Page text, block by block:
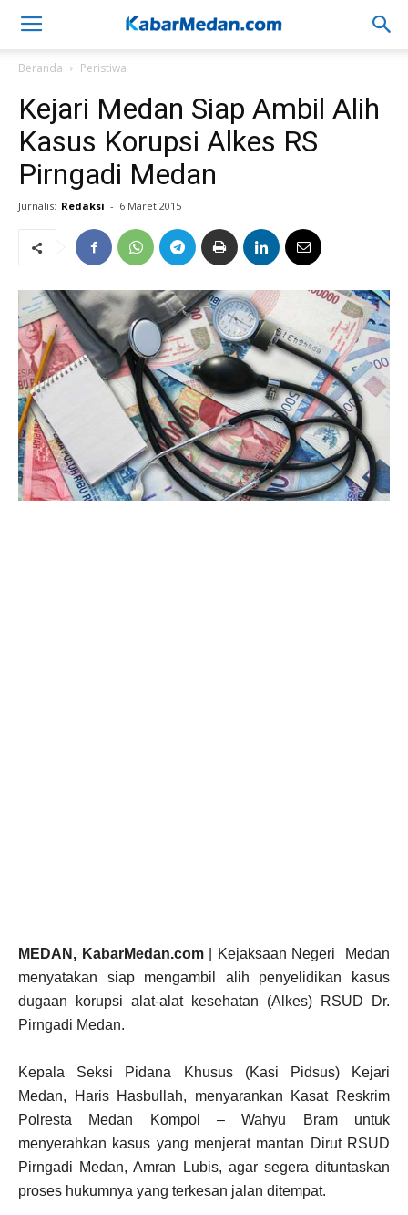
Beranda Peristiwa
Kejari Medan Siap Ambil Alih
Kasus Korupsi Alkes RS
Pirngadi Medan
Jurnalis: Redaksi - 6 Maret 2015
MEDAN, KabarMedan.com| Kejaksaan Negeri Medan
menyatakan siap mengambil alih penyelidikan kasus
dugaan korupsi alat-alat kesehatan (Alkes) RSUD Dr.
Pirngadi Medan.
Kepala Seksi Pidana Khusus (Kasi Pidsus) Kejari
Medan, Haris Hasbullah, menyarankan Kasat Reskrim
Polresta Medan Kompol – Wahyu Bram untuk
menyerahkan kasus yang menjerat mantan Dirut RSUD
Pirngadi Medan, Amran Lubis, agar segera dituntaskan
proses hukumnya yang terkesan jalan ditempat.